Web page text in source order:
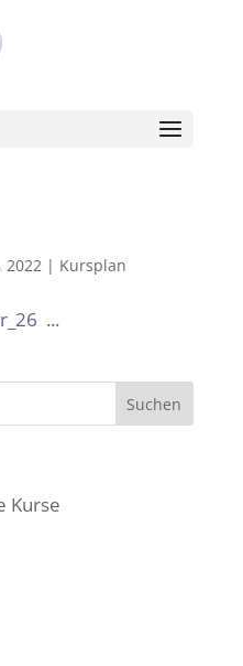
2022| Kursplan
...
Kurse